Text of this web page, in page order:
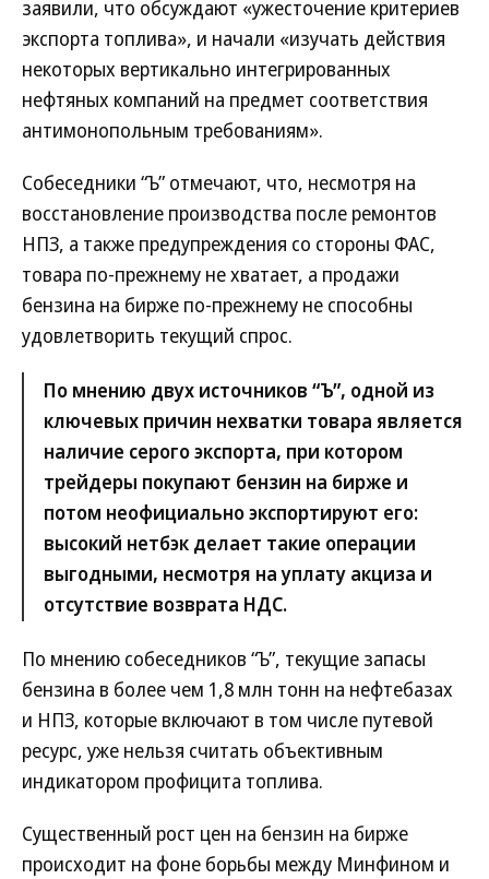
заявили, что обсуждают «ужесточение критериев
экспорта топлива», и начали «изучать действия
некоторых вертикально интегрированных
нефтяных компаний на предмет соответствия
антимонопольным требованиям».
Собеседники “Ъ” отмечают, что, несмотря на
восстановление производства после ремонтов
НПЗ, а также предупреждения со стороны ФАС,
товара по-прежнему не хватает, а продажи
бензина на бирже по-прежнему не способны
удовлетворить текущий спрос.
По мнению двух источников “Ъ”, одной из
ключевых причин нехватки товара является
наличие серого экспорта, при котором
трейдеры покупают бензин на бирже и
потом неофициально экспортируют его:
высокий нетбэк делает такие операции
выгодными, несмотря на уплату акциза и
отсутствие возврата НДС.
По мнению собеседников “Ъ”, текущие запасы
бензина в более чем 1,8 млн тонн на нефтебазах
и НПЗ, которые включают в том числе путевой
ресурс, уже нельзя считать объективным
индикатором профицита топлива.
Существенный рост цен на бензин на бирже
происходит на фоне борьбы между Минфином и